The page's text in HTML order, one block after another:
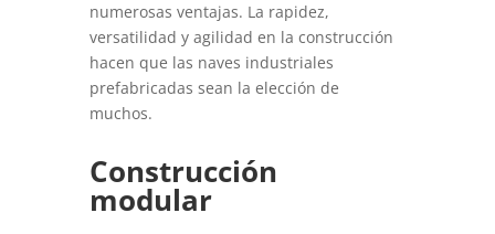
numerosas ventajas. La rapidez,
versatilidad y agilidad en la construcción
hacen que las naves industriales
prefabricadas sean la elección de
muchos.
Construcción
modular